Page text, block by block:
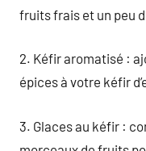
fruits frais et un peu
2. Kéfir aromatisé :
épices à votre kéfir
3. Glaces au kéfir :